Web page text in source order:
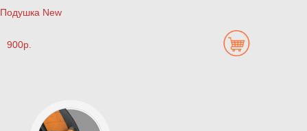
Подушка New
900р.